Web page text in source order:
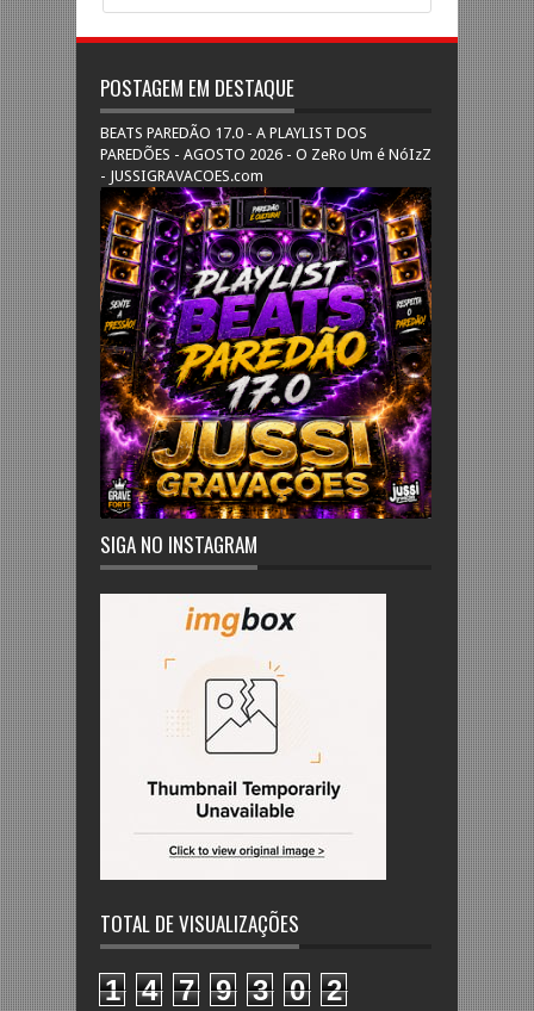
POSTAGEM EM DESTAQUE
BEATS PAREDÃO 17.0 - A PLAYLIST DOS
PAREDÕES - AGOSTO 2026 - O ZeRo Um é NóIzZ
- JUSSIGRAVACOES.com
SIGA NO INSTAGRAM
TOTAL DE VISUALIZAÇÕES
1 4 7 9 3 0 2